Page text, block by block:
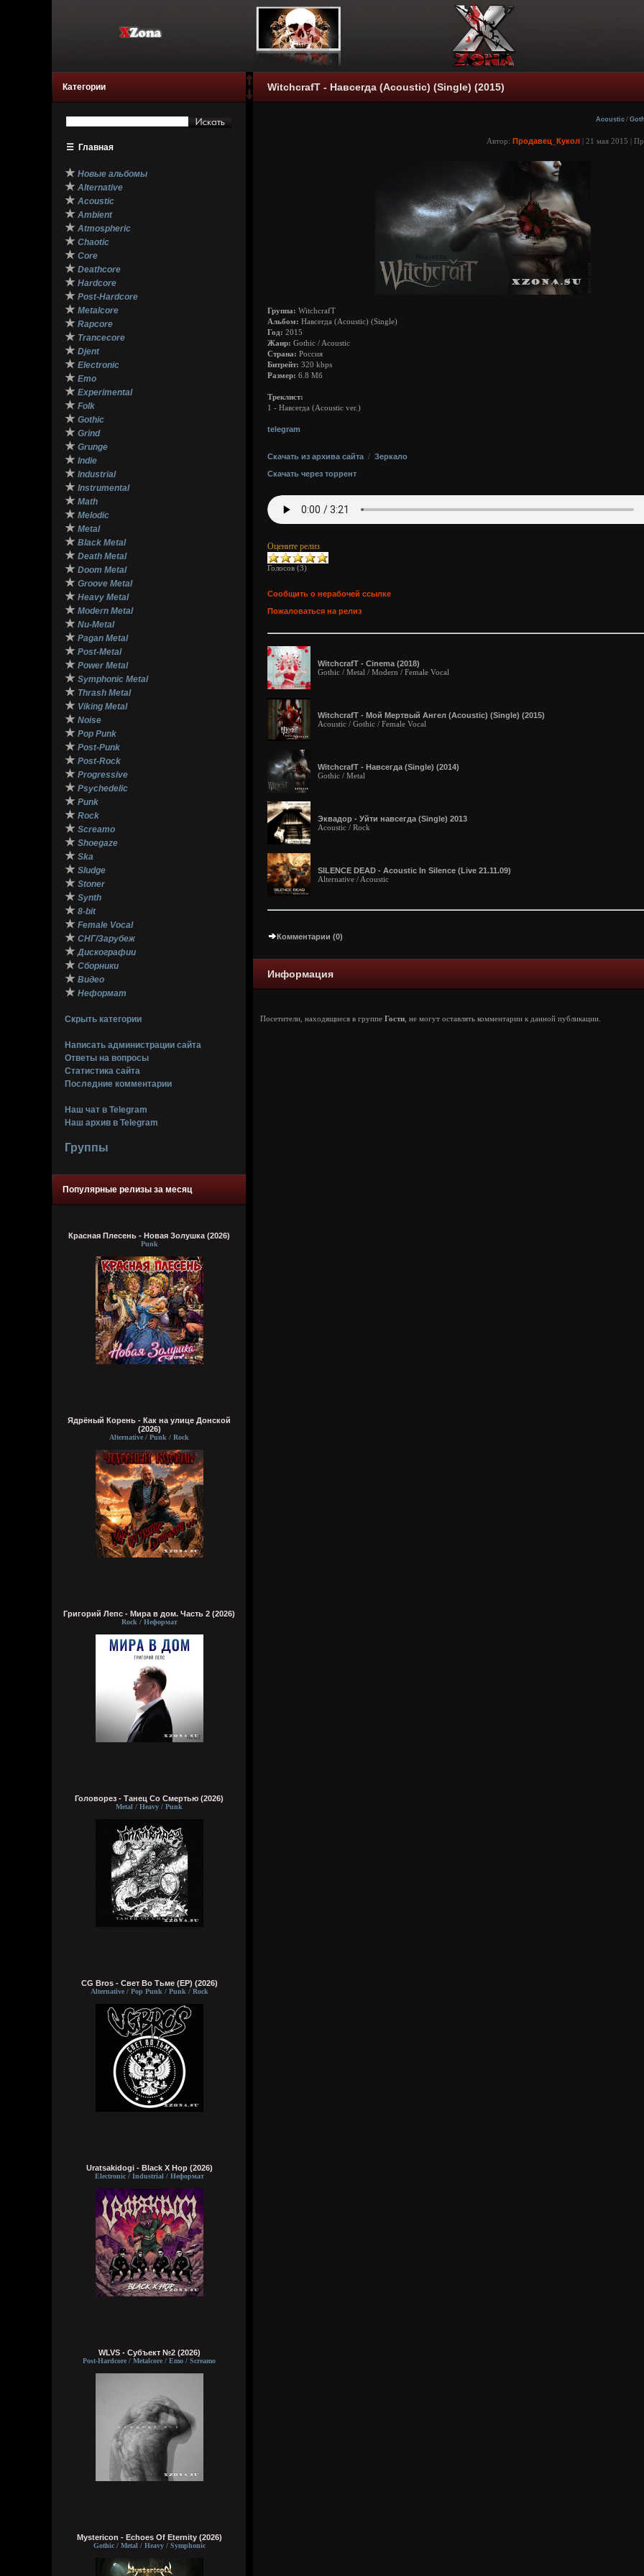
Категории
☰ Главная
★ Новые альбомы
★ Alternative
★ Acoustic
★ Ambient
★ Atmospheric
★ Chaotic
★ Core
★ Deathcore
★ Hardcore
★ Post-Hardcore
★ Metalcore
★ Rapcore
★ Trancecore
★ Djent
★ Electronic
★ Emo
★ Experimental
★ Folk
★ Gothic
★ Grind
★ Grunge
★ Indie
★ Industrial
★ Instrumental
★ Math
★ Melodic
★ Metal
★ Black Metal
★ Death Metal
★ Doom Metal
★ Groove Metal
★ Heavy Metal
★ Modern Metal
★ Nu-Metal
★ Pagan Metal
★ Post-Metal
★ Power Metal
★ Symphonic Metal
★ Thrash Metal
★ Viking Metal
★ Noise
★ Pop Punk
★ Post-Punk
★ Post-Rock
★ Progressive
★ Psychedelic
★ Punk
★ Rock
★ Screamo
★ Shoegaze
★ Ska
★ Sludge
★ Stoner
★ Synth
★ 8-bit
★ Female Vocal
★ СНГ/Зарубеж
★ Дискографии
★ Сборники
★ Видео
★ Неформат
Скрыть категории
Написать администрации сайта
Ответы на вопросы
Статистика сайта
Последние комментарии
Наш чат в Telegram
Наш архив в Telegram
Группы
Популярные релизы за месяц
Красная Плесень - Новая Золушка (2026)
Punk
Ядрёный Корень - Как на улице Донской
(2026)
Alternative / Punk / Rock
Григорий Лепс - Мира в дом. Часть 2 (2026)
Rock / Неформат
Головорез - Tанец Со Смертью (2026)
Metal / Heavy / Punk
CG Bros - Свет Во Тьме (EP) (2026)
Alternative / Pop Punk / Punk / Rock
Uratsakidogi - Black X Hop (2026)
Electronic / Industrial / Неформат
WLVS - Субъект №2 (2026)
Post-Hardcore / Metalcore / Emo / Screamo
Mystericon - Echoes Of Eternity (2026)
Gothic / Metal / Heavy / Symphonic
WitchcrafT - Навсегда (Acoustic) (Single) (2015)
Acoustic /
Автор: Продавец_Кукол | 21 мая 2015 |
Группа: WitchcrafT
Альбом: Навсегда (Acoustic) (Single)
Год: 2015
Жанр: Gothic / Acoustic
Страна: Россия
Битрейт: 320 kbps
Размер: 6.8 Мб
Треклист:
1 - Навсегда (Acoustic ver.)
telegram
Скачать из архива сайта / Зеркало
Скачать через торрент
Оцените релиз
Голосов (3)
Сообщить о нерабочей ссылке
Пожаловаться на релиз
WitchcrafT - Cinema (2018)
Gothic / Metal / Modern / Female Vocal
WitchcrafT - Мой Мертвый Ангел (Acoustic) (Single) (2015)
Acoustic / Gothic / Female Vocal
WitchcrafT - Навсегда (Single) (2014)
Gothic / Metal
Эквадор - Уйти навсегда (Single) 2013
Acoustic / Rock
SILENCE DEAD - Acoustic In Silence (Live 21.11.09)
Alternative / Acoustic
Комментарии (0)
Информация
Посетители, находящиеся в группе Гости , не могут оставлять комментарии к данной публикации.